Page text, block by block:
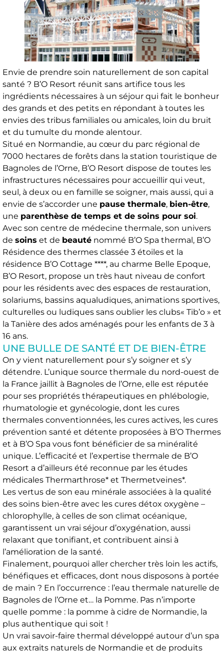
Envie de prendre soin naturellement de son capital
santé ? B’O Resort réunit sans artifice tous les
ingrédients nécessaires à un séjour qui fait le bonheur
des grands et des petits en répondant à toutes les
envies des tribus familiales ou amicales, loin du bruit
et du tumulte du monde alentour.
Situé en Normandie, au cœur du parc régional de
7000 hectares de forêts dans la station touristique de
Bagnoles de l’Orne, B’O Resort dispose de toutes les
infrastructures nécessaires pour accueillir qui veut,
seul, à deux ou en famille se soigner, mais aussi, qui a
envie de s’accorder une pause thermale, bien-être,
une parenthèse de temps et de soins pour soi.
Avec son centre de médecine thermale, son univers
de soins et de beauté nommé B’O Spa thermal, B’O
Résidence des thermes classée 3 étoiles et la
résidence B’O Cottage ****, au charme Belle Epoque,
B’O Resort, propose un très haut niveau de confort
pour les résidents avec des espaces de restauration,
solariums, bassins aqualudiques, animations sportives,
culturelles ou ludiques sans oublier les clubs« Tib’o » et
la Tanière des ados aménagés pour les enfants de 3 à
16 ans.
UNE BULLE DE SANTÉ ET DE BIEN-ÊTRE
On y vient naturellement pour s’y soigner et s’y
détendre. L’unique source thermale du nord-ouest de
la France jaillit à Bagnoles de l’Orne, elle est réputée
pour ses propriétés thérapeutiques en phlébologie,
rhumatologie et gynécologie, dont les cures
thermales conventionnées, les cures actives, les cures
prévention santé et détente proposées à B’O Thermes
et à B’O Spa vous font bénéficier de sa minéralité
unique. L’efficacité et l’expertise thermale de B’O
Resort a d’ailleurs été reconnue par les études
médicales Thermarthrose* et Thermetveines*.
Les vertus de son eau minérale associées à la qualité
des soins bien-être avec les cures détox oxygène –
chlorophylle, à celles de son climat océanique,
garantissent un vrai séjour d’oxygénation, aussi
relaxant que tonifiant, et contribuent ainsi à
l’amélioration de la santé.
Finalement, pourquoi aller chercher très loin les actifs,
bénéfiques et efficaces, dont nous disposons à portée
de main ? En l’occurrence : l’eau thermale naturelle de
Bagnoles de l’Orne et… la Pomme. Pas n’importe
quelle pomme : la pomme à cidre de Normandie, la
plus authentique qui soit !
Un vrai savoir-faire thermal développé autour d’un spa
aux extraits naturels de Normandie et de produits